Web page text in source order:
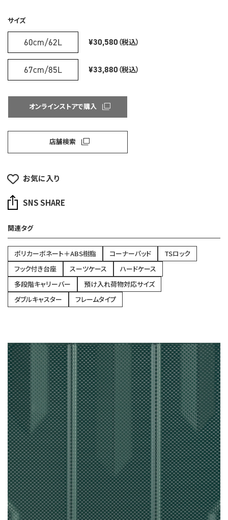
サイズ
60cm/62L ¥30,580 （税込）
67cm/85L ¥33,880 （税込）
オンラインストアで購入
店舗検索
お気に入り
SNS SHARE
関連タグ
ポリカーボネート＋ABS樹脂 コーナーパッド
TSロック
フック付き台座
スーツケース
ハードケース
多段階キャリーバー
預け入れ荷物対応サイズ
ダブルキャスター
フレームタイプ